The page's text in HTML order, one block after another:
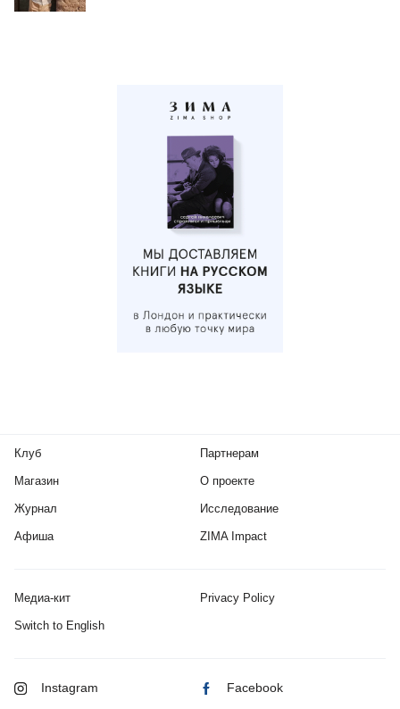
Клуб
Магазин
Журнал
Афиша
Партнерам
О проекте
Исследование
ZIMA Impact
Медиа-кит Privacy Policy
Switch to English
Instagram Facebook